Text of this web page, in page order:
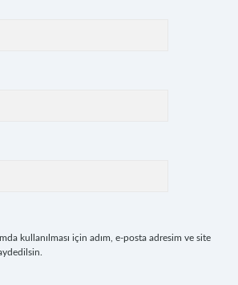
kullanılması için adım, e-posta adresim ve site